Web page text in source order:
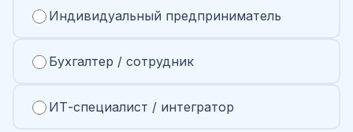
Индивидуальный предприниматель
Бухгалтер / сотрудник
ИТ-специалист / интегратор